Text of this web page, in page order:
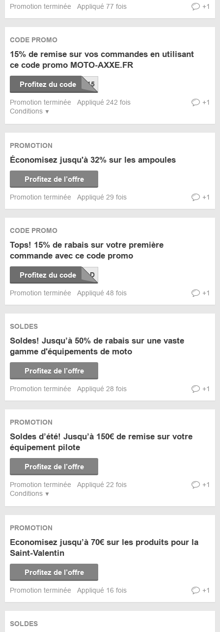
Promotion terminée Appliqué 77 fois +1
Conditions
CODE PROMO
15% de remise sur vos commandes en utilisant
ce code promo MOTO-AXXE.FR
Profitez du code
Promotion terminée Appliqué 242 fois +1
PROMOTION
Économisez jusqu'à 32% sur les ampoules
Profitez de l’offre
Promotion terminée Appliqué 29 fois +1
CODE PROMO
Tops! 15% de rabais sur votre première
commande avec ce code promo
Profitez du code
Promotion terminée Appliqué 48 fois +1
SOLDES
Soldes! Jusqu’à 50% de rabais sur une vaste
gamme d'équipements de moto
Profitez de l’offre
Promotion terminée Appliqué 28 fois +1
Conditions
PROMOTION
Soldes d’été! Jusqu’à 150€ de remise sur votre
équipement pilote
Profitez de l’offre
Promotion terminée Appliqué 22 fois +1
PROMOTION
Economisez jusqu’à 70€ sur les produits pour la
Saint-Valentin
Profitez de l’offre
Promotion terminée Appliqué 16 fois +1
SOLDES